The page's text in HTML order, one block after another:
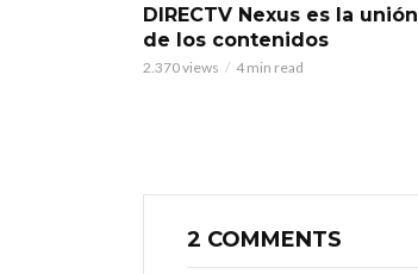
DIRECTV Nexus es la unión
de los contenidos
2.370 views 4 min read
2 COMMENTS